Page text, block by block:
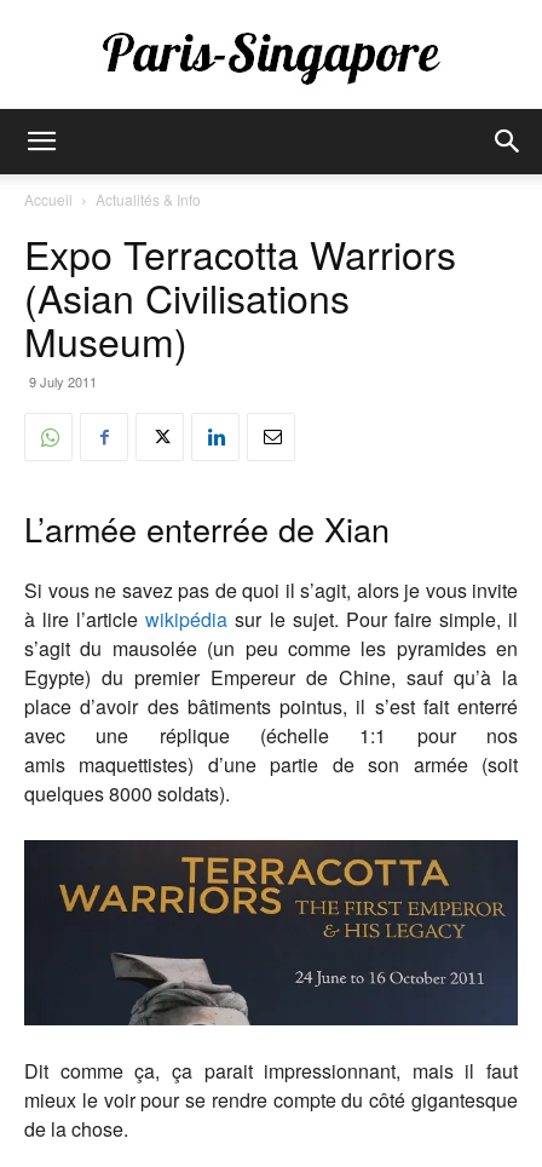
Singapore
Accueil Actualités & Info
Expo Terracotta Warriors
(Asian Civilisations
Museum)
9 July 2011
L’armée enterrée de Xian
Si vous ne savez pas de quoi il s’agit, alors je vous invite
à lire l’articlewikipédia sur le sujet. Pour faire simple, il
s’agit du mausolée (un peu comme les pyramides en
Egypte) du premier Empereur de Chine, sauf qu’à la
place d’avoir des bâtiments pointus, il s’est fait enterré
avec une réplique (échelle 1:1 pour nos
amis maquettistes) d’une partie de son armée (soit
quelques 8000 soldats).
Dit comme ça, ça parait impressionnant, mais il faut
mieux le voir pour se rendre compte du côté gigantesque
de la chose.